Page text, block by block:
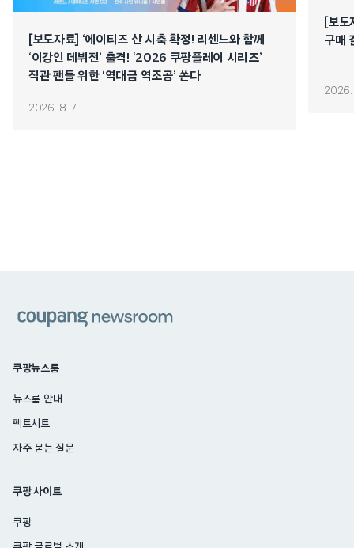
[보도자료] ‘에이티즈 산 시축 확정! 리센느와 함께
‘이강인 데뷔전’ 출격! ‘2026 쿠팡플레이 시리즈’
직관 팬들 위한 ‘역대급 역조공’ 쏜다
2026. 8. 7.
[보도
구매
2026.
쿠팡뉴스룸
뉴스룸 안내
팩트시트
자주 묻는 질문
쿠팡 사이트
쿠팡